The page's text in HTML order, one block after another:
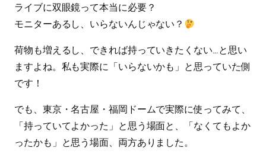
ライブに双眼鏡って本当に必要？
モニターあるし、いらないんじゃない？
荷物も増えるし、できれば持っていきたくない…と思い
ますよね。私も実際に「いらないかも」と思っていた側
です！
でも、東京・名古屋・福岡ドームで実際に使ってみて、
「持っていてよかった」と思う場面と、「なくてもよか
ったかも」と思う場面、両方ありました。